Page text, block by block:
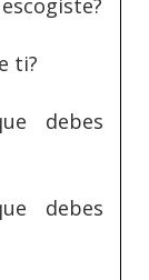
ti?
debes
debes